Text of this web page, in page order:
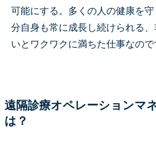
可能にする。多くの人の健康を守
分自身も常に成長し続けられる
いとワクワクに満ちた仕事なので
遠隔診療オペレーションマ
は？